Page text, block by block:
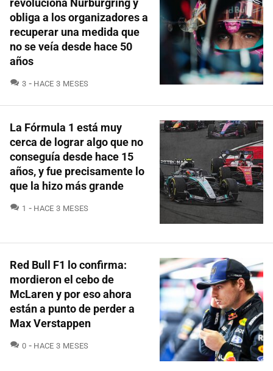
obliga a los organizadores a
recuperar una medida que
no se veía desde hace 50
años
3 COMENTARIOS
HACE 3 MESES
La Fórmula 1 está muy
cerca de lograr algo que no
conseguía desde hace 15
años, y fue precisamente lo
que la hizo más grande
1 COMENTARIOS
HACE 3 MESES
Red Bull F1 lo confirma:
mordieron el cebo de
McLaren y por eso ahora
están a punto de perder a
Max Verstappen
0 COMENTARIOS
HACE 3 MESES